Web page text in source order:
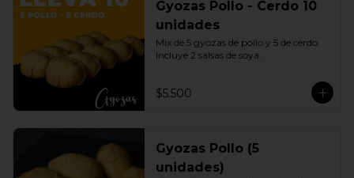
Gyozas Pollo - Cerdo 10
unidades
Mix de 5 gyozas de pollo y 5 de cerdo.
Incluye 2 salsas de soya.
$5.500
Gyozas Pollo (5
unidades)